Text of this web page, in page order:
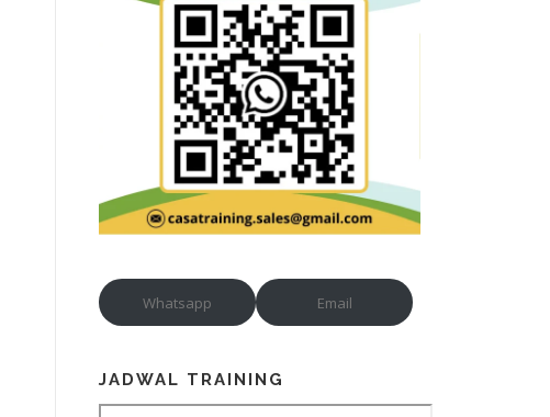
Whatsapp Email
JADWAL TRAINING